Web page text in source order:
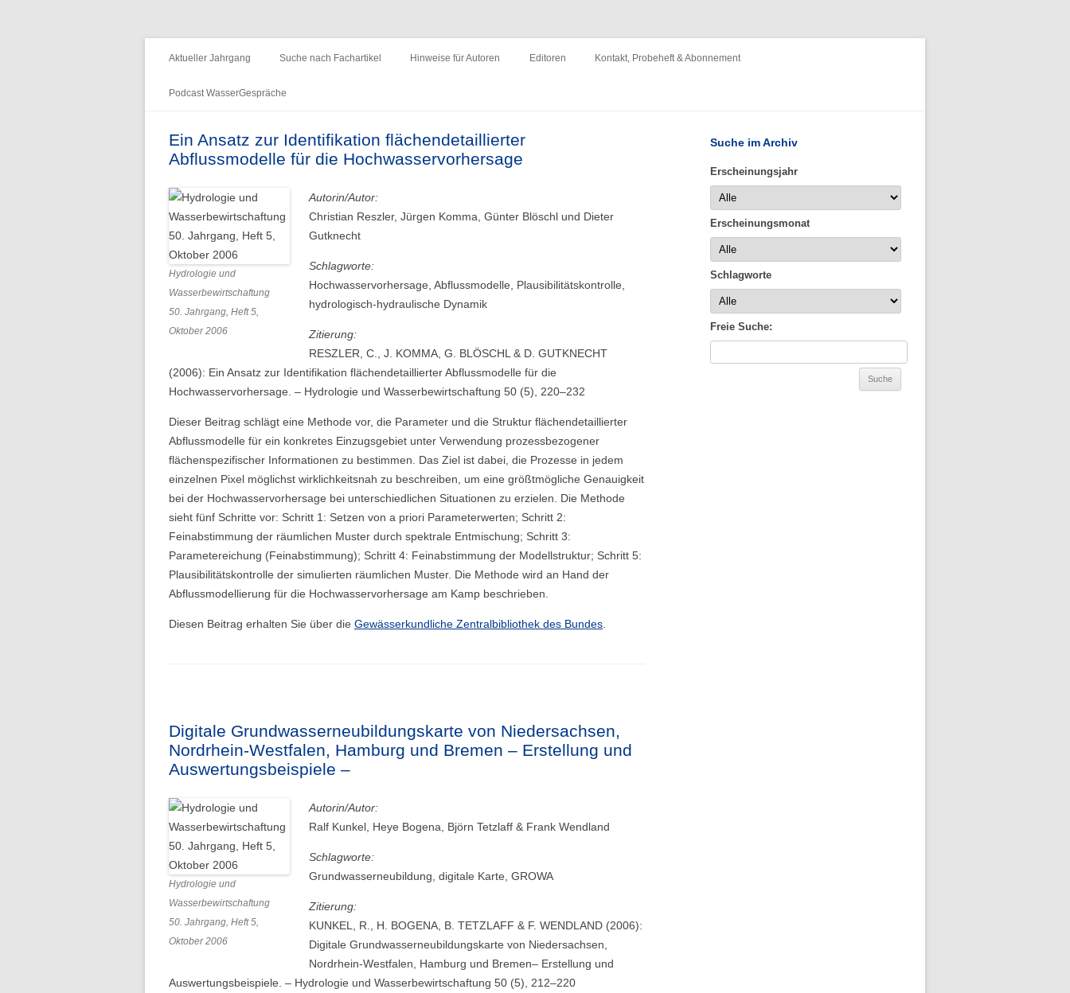
HyWa
Inhalt
Aktueller Jahrgang Suche nach Fachartikel Hinweise für Autoren Editoren Kontakt, Probeheft & Abonnement
Podcast WasserGespräche
Folge 14 – Aueninstitut
Folge 13 – Niedrigwasser & die
Informationsplattform UNDINE
Folge 12 – International Centre for
Water Resources and Global
Change
Folge 11 – Institut für
Seenforschung, ISF
Folge 9 – Internationale Kommission
zum Schutz des Rheins
Folge 8 – Oeschger-Zentrum für
Folge 7 – Ökohydrologie
Folge 6 – Starkregen und Sturzfluten
Folge 4 – Fernerkundung &
Folge 1 – Niederschlagsdynamik
Ein Ansatz zur Identifikation flächendetaillierter
Abflussmodelle für die Hochwasservorhersage
Hydrologie und
Wasserbewirtschaftung
50. Jahrgang, Heft 5,
Oktober 2006
Autorin/Autor:
Christian Reszler, Jürgen Komma, Günter Blöschl und Dieter
Gutknecht
Schlagworte:
Hochwasservorhersage, Abflussmodelle, Plausibilitätskontrolle,
hydrologisch-hydraulische Dynamik
Zitierung:
RESZLER, C., J. KOMMA, G. BLÖSCHL & D. GUTKNECHT
(2006): Ein Ansatz zur Identifikation flächendetaillierter Abflussmodelle für die
Hochwasservorhersage. – Hydrologie und Wasserbewirtschaftung 50 (5), 220–232
Dieser Beitrag schlägt eine Methode vor, die Parameter und die Struktur flächendetaillierter
Abflussmodelle für ein konkretes Einzugsgebiet unter Verwendung prozessbezogener
flächenspezifischer Informationen zu bestimmen. Das Ziel ist dabei, die Prozesse in jedem
einzelnen Pixel möglichst wirklichkeitsnah zu beschreiben, um eine größtmögliche Genauigkeit
bei der Hochwasservorhersage bei unterschiedlichen Situationen zu erzielen. Die Methode
sieht fünf Schritte vor: Schritt 1: Setzen von a priori Parameterwerten; Schritt 2:
Feinabstimmung der räumlichen Muster durch spektrale Entmischung; Schritt 3:
Parametereichung (Feinabstimmung); Schritt 4: Feinabstimmung der Modellstruktur; Schritt 5:
Plausibilitätskontrolle der simulierten räumlichen Muster. Die Methode wird an Hand der
Abflussmodellierung für die Hochwasservorhersage am Kamp beschrieben.
Diesen Beitrag erhalten Sie über die Gewässerkundliche Zentralbibliothek des Bundes
Digitale Grundwasserneubildungskarte von Niedersachsen,
Nordrhein-Westfalen, Hamburg und Bremen – Erstellung und
Auswertungsbeispiele –
Hydrologie und
Wasserbewirtschaftung
50. Jahrgang, Heft 5,
Oktober 2006
Autorin/Autor:
Ralf Kunkel, Heye Bogena, Björn Tetzlaff & Frank Wendland
Schlagworte:
Grundwasserneubildung, digitale Karte, GROWA
Zitierung:
KUNKEL, R., H. BOGENA, B. TETZLAFF & F. WENDLAND (2006):
Digitale Grundwasserneubildungskarte von Niedersachsen,
Nordrhein-Westfalen, Hamburg und Bremen– Erstellung und
Auswertungsbeispiele. – Hydrologie und Wasserbewirtschaftung 50 (5), 212–220
Suche im Archiv
Erscheinungsjahr
Erscheinungsmonat
Schlagworte
Freie Suche: